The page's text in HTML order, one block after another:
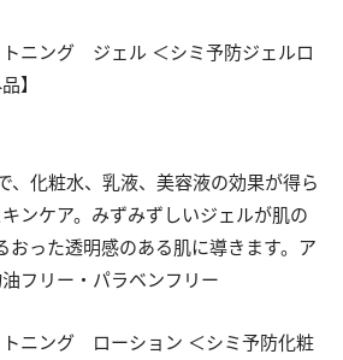
ニング ジェル ＜シミ予防ジェルロ
】
、化粧水、乳液、美容液の効果が得ら
ンケア。みずみずしいジェルが肌の
った透明感のある肌に導きます。ア
フリー・パラベンフリー
ニング ローション ＜シミ予防化粧